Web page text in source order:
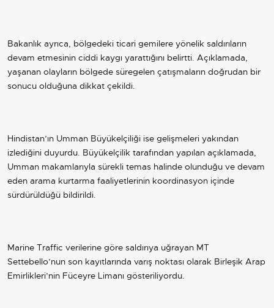
Bakanlık ayrıca, bölgedeki ticari gemilere yönelik saldırıların
devam etmesinin ciddi kaygı yarattığını belirtti. Açıklamada,
yaşanan olayların bölgede süregelen çatışmaların doğrudan bir
sonucu olduğuna dikkat çekildi.
Hindistan’ın Umman Büyükelçiliği ise gelişmeleri yakından
izlediğini duyurdu. Büyükelçilik tarafından yapılan açıklamada,
Umman makamlarıyla sürekli temas halinde olunduğu ve devam
eden arama kurtarma faaliyetlerinin koordinasyon içinde
sürdürüldüğü bildirildi.
Marine Traffic verilerine göre saldırıya uğrayan MT
Settebello’nun son kayıtlarında varış noktası olarak Birleşik Arap
Emirlikleri’nin Füceyre Limanı gösteriliyordu.